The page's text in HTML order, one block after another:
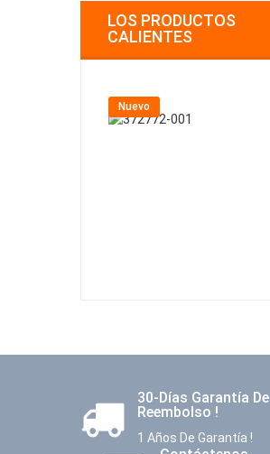
LOS PRODUCTOS
CALIENTES
Nuevo
30-Días Garantía De
Reembolso !
1 Años De Garantía !